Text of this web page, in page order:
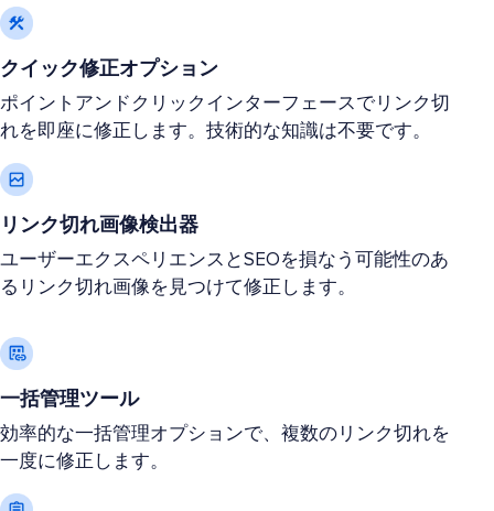
クイック修正オプション
ポイントアンドクリックインターフェースでリンク切
れを即座に修正します。技術的な知識は不要です。
リンク切れ画像検出器
ユーザーエクスペリエンスとSEOを損なう可能性のあ
るリンク切れ画像を見つけて修正します。
一括管理ツール
効率的な一括管理オプションで、複数のリンク切れを
一度に修正します。